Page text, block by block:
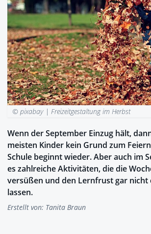
© pixabay |Freizeitgestaltung im Herbst
Wenn der September Einzug hält,
meisten Kinder kein Grund zum
Schule beginnt wieder. Aber auch im
es zahlreiche Aktivitäten, die die
versüßen und den Lernfrust gar
lassen.
Erstellt von: Tanita Braun